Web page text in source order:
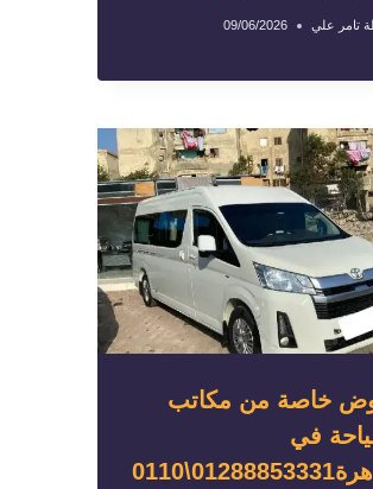
تامر علي 09/06/2026
خاصة من مكاتب
في
القاهرة01288853331\0110